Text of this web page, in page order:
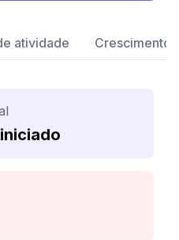
atividade Crescimento